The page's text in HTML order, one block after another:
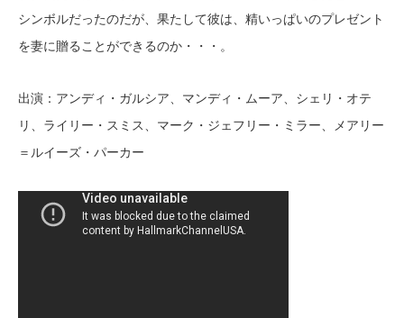
シンボルだったのだが、果たして彼は、精いっぱいのプレゼント
を妻に贈ることができるのか・・・。
出演：アンディ・ガルシア、マンディ・ムーア、シェリ・オテ
リ、ライリー・スミス、マーク・ジェフリー・ミラー、メアリー
＝ルイーズ・パーカー